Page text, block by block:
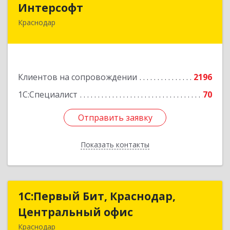
Интерсофт
Краснодар
Клиентов на сопровождении
2196
1С:Специалист
70
Отправить заявку
Показать контакты
350020, Краснодарский край, Краснодар г,
Отправить заявку
Назад
1С:Первый Бит, Краснодар,
Центральный офис
Краснодар
1С:Первый Бит, Краснодар,
Центральный офис